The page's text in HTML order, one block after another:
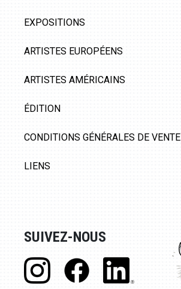
EXPOSITIONS
ARTISTES EUROPÉENS
ARTISTES AMÉRICAINS
ÉDITION
CONDITIONS GÉNÉRALES DE VENTE
LIENS
SUIVEZ-NOUS